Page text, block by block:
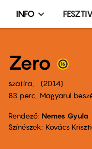
Infó,
menü
INFO
Zero
szatíra
2014
83 perc,
Magyarul
Rendező Nemes Gyula
Színészek
Kovács